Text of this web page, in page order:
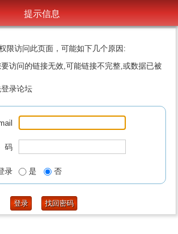
提示信息
限访问此页面，可能如下几个原因:
访问的链接无效,可能链接不完整,或数据已被
录论坛
码
录 是 否